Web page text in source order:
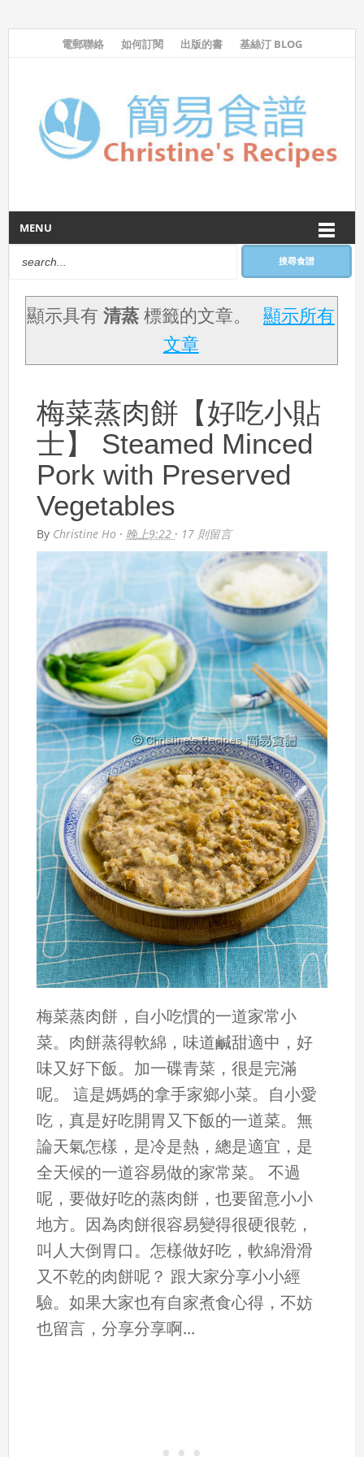
電郵聯絡 如何訂閱 出版的書 基絲汀 BLOG
MENU
搜尋食譜
顯示具有清蒸 標籤的文章。
顯示所有
文章
梅菜蒸肉餅【好吃小貼
士】 Steamed Minced
Pork with Preserved
Vegetables
By Christine Ho · 晚上9:22 · 17 則留言
梅菜蒸肉餅，自小吃慣的一道家常小
菜。肉餅蒸得軟綿，味道鹹甜適中，好
味又好下飯。加一碟青菜，很是完滿
呢。 這是媽媽的拿手家鄉小菜。自小愛
吃，真是好吃開胃又下飯的一道菜。無
論天氣怎樣，是冷是熱，總是適宜，是
全天候的一道容易做的家常菜。 不過
呢，要做好吃的蒸肉餅，也要留意小小
地方。因為肉餅很容易變得很硬很乾，
叫人大倒胃口。怎樣做好吃，軟綿滑滑
又不乾的肉餅呢？ 跟大家分享小小經
驗。如果大家也有自家煮食心得，不妨
也留言，分享分享啊...